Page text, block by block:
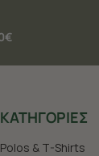
ΚΑΤΗΓΟΡΙΕΣ
Polos & T-Shirts